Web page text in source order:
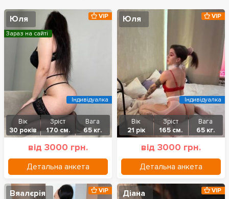
Юля
Вік
30 років
Зріст
170 см.
Вага
65 кг.
від 3000 грн.
Детальна анкета
VIP
Зараз на сайті
Індивідуалка
Юля
Вік
21 рік
Зріст
165 см.
Вага
65 кг.
від 3000 грн.
Детальна анкета
VIP
Індивідуалка
Вяалєрія VIP Діана VIP